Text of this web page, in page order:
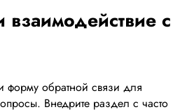
с
форму обратной связи для
Внедрите раздел с часто